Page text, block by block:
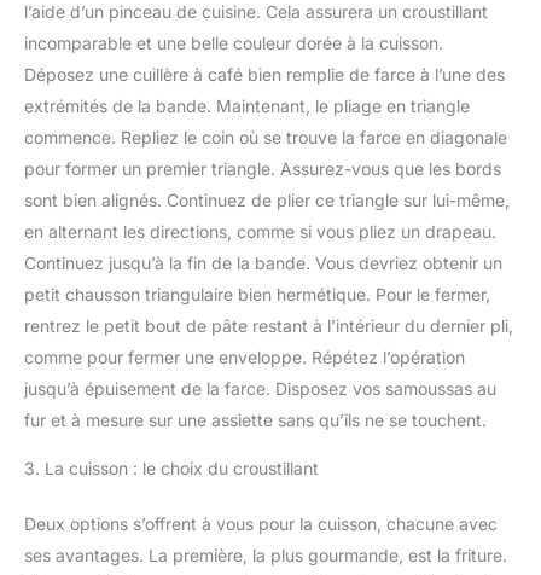
l’aide d’un pinceau de cuisine. Cela assurera un croustillant
incomparable et une belle couleur dorée à la cuisson.
Déposez une cuillère à café bien remplie de farce à l’une des
extrémités de la bande. Maintenant, le pliage en triangle
commence. Repliez le coin où se trouve la farce en diagonale
pour former un premier triangle. Assurez-vous que les bords
sont bien alignés. Continuez de plier ce triangle sur lui-même,
en alternant les directions, comme si vous pliez un drapeau.
Continuez jusqu’à la fin de la bande. Vous devriez obtenir un
petit chausson triangulaire bien hermétique. Pour le fermer,
rentrez le petit bout de pâte restant à l’intérieur du dernier pli,
comme pour fermer une enveloppe. Répétez l’opération
jusqu’à épuisement de la farce. Disposez vos samoussas au
fur et à mesure sur une assiette sans qu’ils ne se touchent.
3. La cuisson : le choix du croustillant
Deux options s’offrent à vous pour la cuisson, chacune avec
ses avantages. La première, la plus gourmande, est la friture.